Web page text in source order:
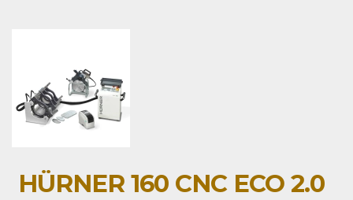
HÜRNER 160 CNC ECO 2.0